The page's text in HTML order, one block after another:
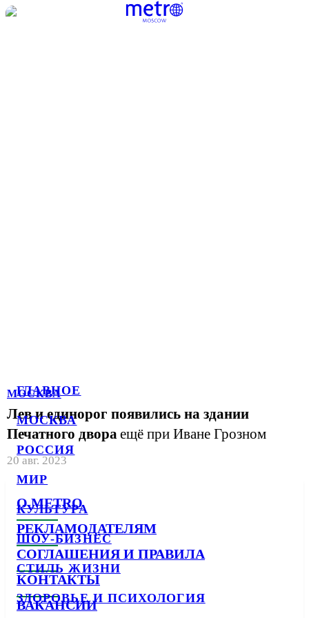
ГЛАВНОЕ
МОСКВА
РОССИЯ
МИР
КУЛЬТУРА
ШОУ-БИЗНЕС
СТИЛЬ ЖИЗНИ
ЗДОРОВЬЕ И ПСИХОЛОГИЯ
МОСКВА
Лев и единорог появились на здании
Печатного двора ещё при Иване Грозном
20 авг. 2023
О METRO
РЕКЛАМОДАТЕЛЯМ
СОГЛАШЕНИЯ И ПРАВИЛА
КОНТАКТЫ
ВАКАНСИИ